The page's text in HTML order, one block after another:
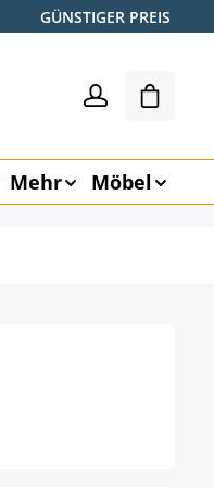
GÜNSTIGER PREIS
Mehr Möbel